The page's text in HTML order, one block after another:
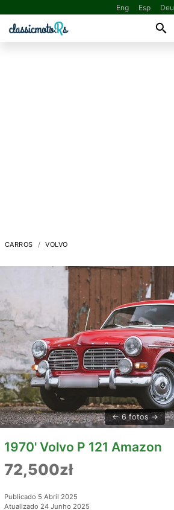
Eng Esp Deu
CARROS VOLVO
6 fotos
1970' Volvo P 121 Amazon
72,500zł
Publicado 5 Abril 2025
Atualizado 24 Junho 2025